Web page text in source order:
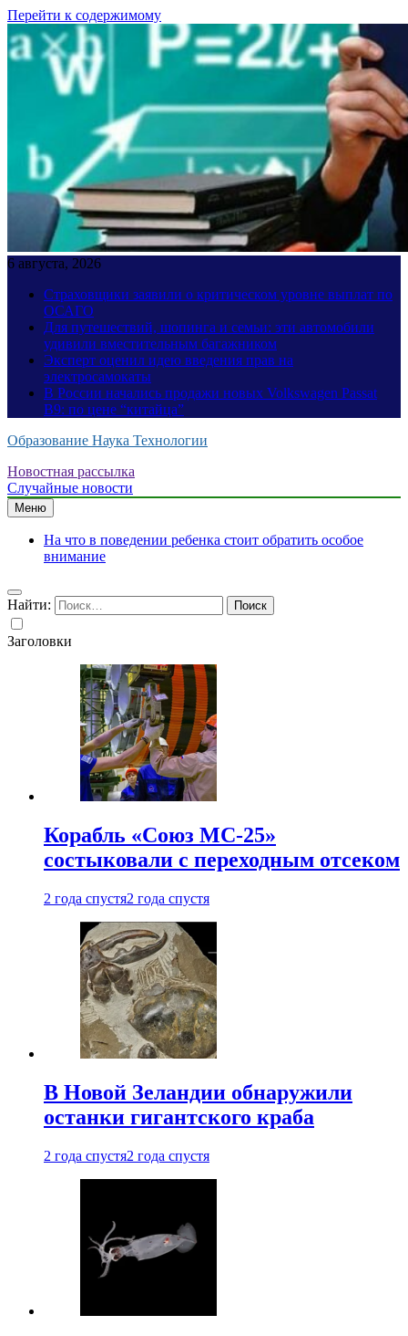
Перейти к содержимому
6 августа, 2026
Страховщики заявили о критическом уровне выплат по
ОСАГО
Для путешествий, шопинга и семьи: эти автомобили
удивили вместительным багажником
Эксперт оценил идею введения прав на
электросамокаты
В России начались продажи новых Volkswagen Passat
B9: по цене “китайца”
Образование Наука Технологии
Новостная рассылка
Случайные новости
Меню
На что в поведении ребенка стоит обратить особое
внимание
Найти:
Заголовки
Корабль «Союз МС-25»
состыковали с переходным отсеком
2 года спустя2 года спустя
В Новой Зеландии обнаружили
останки гигантского краба
2 года спустя2 года спустя